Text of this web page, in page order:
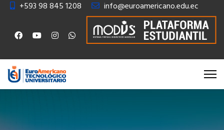
+593 98 845 1208 info@euroamericano.edu.ec